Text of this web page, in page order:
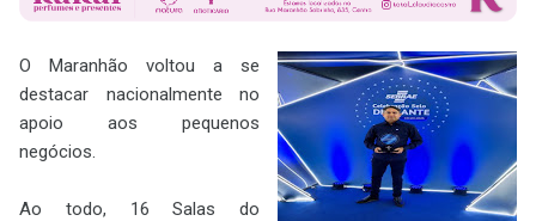
O Maranhão voltou a se
destacar nacionalmente no
apoio aos pequenos
negócios.
Ao todo, 16 Salas do